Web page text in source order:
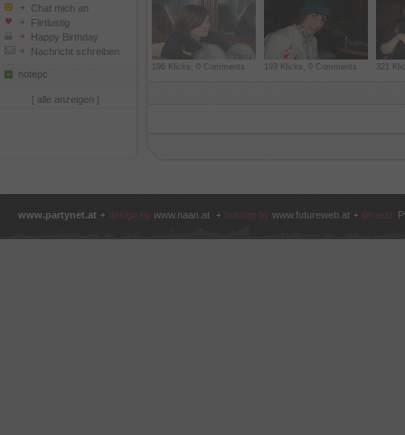
Chat mich an
Flirtlustig
Happy Birthday
Nachricht schreiben
notepc
[ alle anzeigen ]
196 Klicks, 0 Comments 193 Klicks, 0 Comments 321
www.partynet.at design by www.naan.at hosting by www.futureweb.at tierarzt: